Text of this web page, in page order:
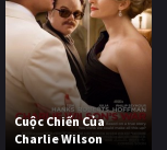
Cuộc Chiến Của
Charlie Wilson